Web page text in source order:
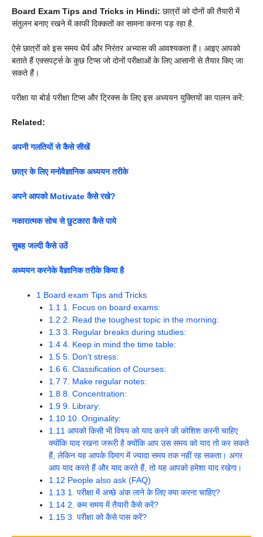
Board Exam Tips and Tricks in Hindi: छात्रों को दोनों की तैयारी में
संतुलन बनाए रखने में काफी दिक्कतों का सामना करना पड़ रहा है.
ऐसे छात्रों को इस समय धैर्य और निरंतर अभ्यास की आवश्यकता है। आइए आपको
बताते हैं एक्सपर्ट्स के कुछ टिप्स जो दोनों परीक्षाओं के लिए आसानी से तैयार किए जा
सकते हैं।
परीक्षा या बोर्ड परीक्षा टिप्स और ट्रिक्स के लिए इस अध्ययन युक्तियों का पालन करें:
Related:
अपनी गलतियों से कैसे सीखें
छात्र के लिए मनोवैज्ञानिक अध्ययन तरीके
अपने आपको Motivate कैसे रखे?
नकारात्मक सोच से छुटकारा कैसे पाये
सुबह जल्दी कैसे उठें
अध्ययन करनेके वैज्ञानिक तरीके किया है
1 Board exam Tips and Tricks
1.1 1. Focus on board exams:
1.2 2. Read the toughest topic in the morning:
1.3 3. Regular breaks during studies:
1.4 4. Keep in mind the time table:
1.5 5. Don’t stress:
1.6 6. Classification of Courses:
1.7 7. Make regular notes:
1.8 8. Concentration:
1.9 9. Library:
1.10 10. Originality:
1.11 आपको किसी भी विषय को याद करने की कोशिश करनी चाहिए
क्योंकि याद रखना जरूरी है क्योंकि आप उस समय को याद तो कर सकते
हैं, लेकिन यह आपके दिमाग में ज्यादा समय तक नहीं रह सकता। अगर
आप याद करते हैं और याद करते हैं, तो यह आपको हमेशा याद रखेगा।
1.12 People also ask (FAQ)
1.13 1. परीक्षा में अच्छे अंक लाने के लिए क्या करना चाहिए?
1.14 2. कम समय में तैयारी कैसे करें?
1.15 3. परीक्षा को कैसे पास करें?